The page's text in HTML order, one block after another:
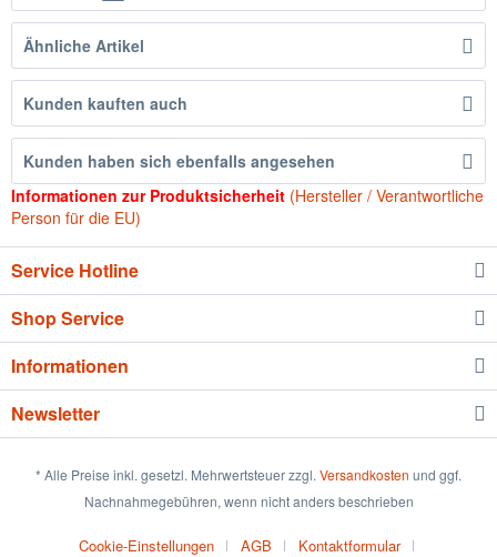
Ähnliche Artikel
Kunden kauften auch
Kunden haben sich ebenfalls angesehen
Informationen zur Produktsicherheit (Hersteller / Verantwortliche
Person für die EU)
Service Hotline
Shop Service
Informationen
Newsletter
* Alle Preise inkl. gesetzl. Mehrwertsteuer zzgl. Versandkosten und ggf.
Nachnahmegebühren, wenn nicht anders beschrieben
Cookie-Einstellungen AGB Kontaktformular